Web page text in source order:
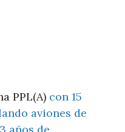
PPL(A) con 15
aviones de